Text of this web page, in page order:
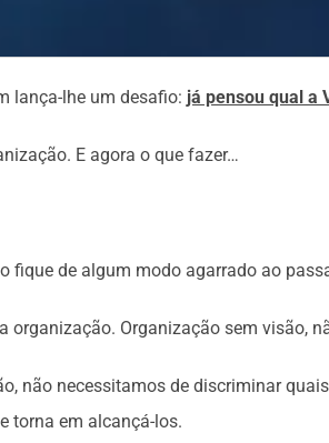
lança-lhe um desafio: já pensou qual a
E agora o que fazer…
fique de algum modo agarrado ao
organização. Organização sem visão,
não necessitamos de discriminar
torna em alcançá-los.